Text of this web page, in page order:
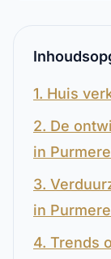
1. Huis
2. De
in
3.
in
4. Trends